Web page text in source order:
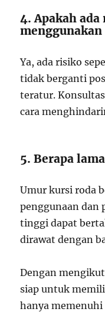
4. Apakah
Ya, ada risiko
tidak berganti
teratur.
cara
5. Berapa
Umur kursi roda
penggunaan dan
tinggi dapat
dirawat dengan
Dengan
siap untuk
hanya